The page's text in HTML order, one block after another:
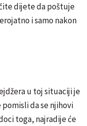
dijete da poštuje
i samo nakon
u toj situaciji je
pomisli da se njihovi
toga, najradije će